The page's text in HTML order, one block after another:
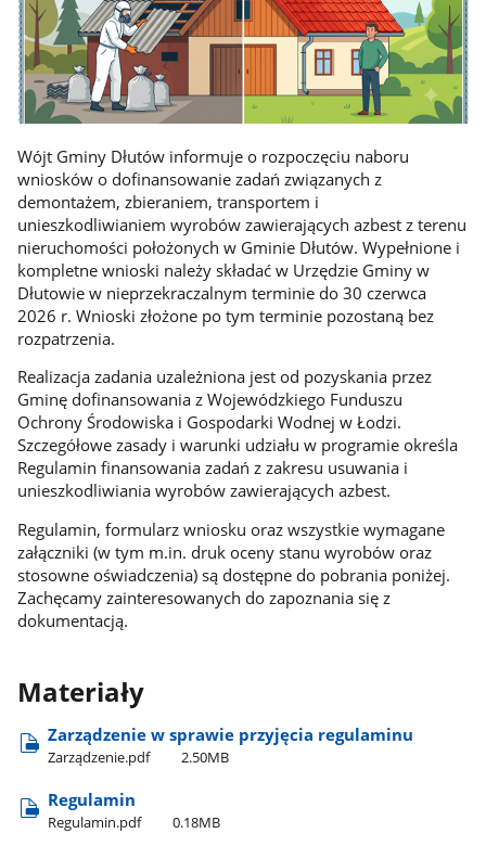
Wójt Gminy Dłutów informuje o rozpoczęciu naboru
wniosków o dofinansowanie zadań związanych z
demontażem, zbieraniem, transportem i
unieszkodliwianiem wyrobów zawierających azbest z terenu
nieruchomości położonych w Gminie Dłutów. Wypełnione i
kompletne wnioski należy składać w Urzędzie Gminy w
Dłutowie w nieprzekraczalnym terminie do 30 czerwca
2026 r. Wnioski złożone po tym terminie pozostaną bez
rozpatrzenia.
Realizacja zadania uzależniona jest od pozyskania przez
Gminę dofinansowania z Wojewódzkiego Funduszu
Ochrony Środowiska i Gospodarki Wodnej w Łodzi.
Szczegółowe zasady i warunki udziału w programie określa
Regulamin finansowania zadań z zakresu usuwania i
unieszkodliwiania wyrobów zawierających azbest.
Regulamin, formularz wniosku oraz wszystkie wymagane
załączniki (w tym m.in. druk oceny stanu wyrobów oraz
stosowne oświadczenia) są dostępne do pobrania poniżej.
Zachęcamy zainteresowanych do zapoznania się z
dokumentacją.
Materiały
Zarządzenie w sprawie przyjęcia regulaminu
Zarządzenie.pdf 2.50MB
Regulamin
Regulamin.pdf 0.18MB